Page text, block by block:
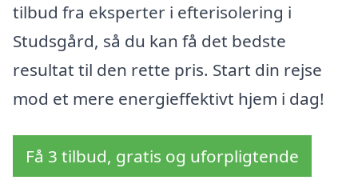
tilbud fra eksperter i efterisolering i
Studsgård, så du kan få det bedste
resultat til den rette pris. Start din rejse
mod et mere energieffektivt hjem i dag!
Få 3 tilbud, gratis og uforpligtende